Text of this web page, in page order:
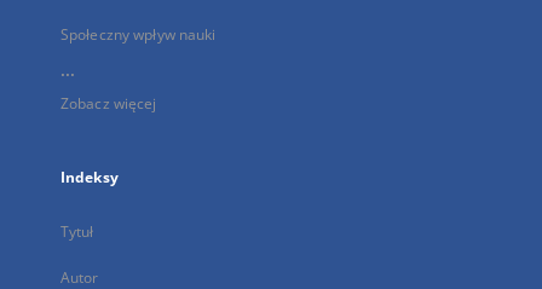
Społeczny wpływ nauki
...
Zobacz więcej
Indeksy
Tytuł
Autor